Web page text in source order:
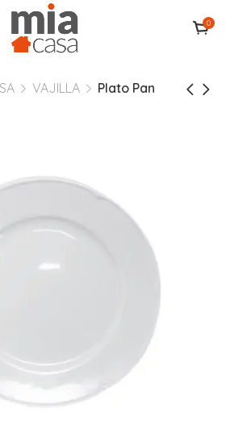
0
VAJILLA
Plato Pan